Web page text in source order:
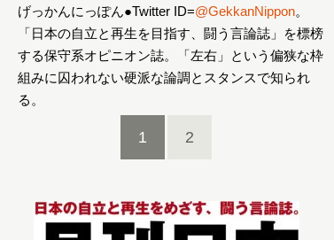
げっかんにっぽん●Twitter ID=@GekkanNippon。
「日本の自立と再生を目指す、闘う言論誌」を標榜
する保守系オピニオン誌。「左右」という偏狭な枠
組みに囚われない硬派な論調とスタンスで知られ
る。
1 2